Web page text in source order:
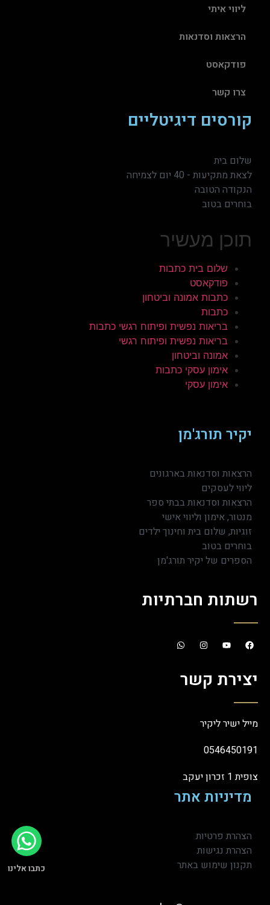
ליווי איתי
הרצאות וסדנאות
פודקאסט
צרו קשר
קורסים דיגיטליים
שלום בית
לצאת מתקיעות - 40 יום לצמיחה
הנקודה הטובה
בוחרים בטוב
תוכן מעשיר
שלום בית כתבות
פודקאסט
כתבות אמונה וביטחון
כתבות
בריאות נפשית ופיתוח רגשי כתבות
בריאות נפשית ופיתוח רגשי
אמונה וביטחון
אימון עסקי כתבות
אימון עסקי
יקיר תורג'מן
הרצאות וסדנאות בארגונים
ליווי לעסקים
הרצאות וסדנאות בבתי ספר
מנטור, אימון וליווי אישי
זוגיות, שלום בית וחינוך ילדים
בוחרים בטוב
הספרים של יקיר תורג'מן
רשתות חברתיות
כתבו אלינו
יצירת קשר
מייל ישיר ליקיר
0546450191
צופית 1 זכרון יעקב
מדיניות אתר
הצהרת פרטיות
הצהרת נגישות
תקנון שימוש באתר